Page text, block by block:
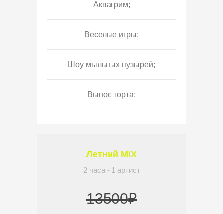
Аквагрим;
Веселые игры;
Шоу мыльных пузырей;
Вынос торта;
Летний MIX
2 часа - 1 артист
13500₽